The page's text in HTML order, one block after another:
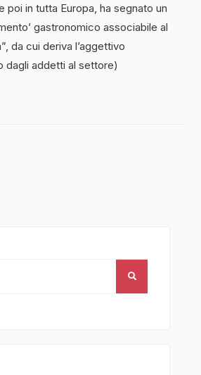
poi in tutta Europa, ha segnato un
gastronomico associabile al
da cui deriva l’aggettivo
dagli addetti al settore)